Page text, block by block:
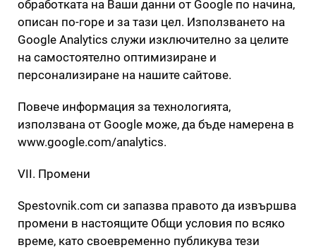
обработката на Ваши данни от Google по начина,
описан по-горе и за тази цел. Използването на
Google Analytics служи изключително за целите
на самостоятелно оптимизиране и
персонализиране на нашите сайтове.
Повече информация за технологията,
използвана от Google може, да бъде намерена в
www.google.com/analytics.
VII. Промени
Spestovnik.com си запазва правото да извършва
промени в настоящите Общи условия по всяко
време, като своевременно публикува тези